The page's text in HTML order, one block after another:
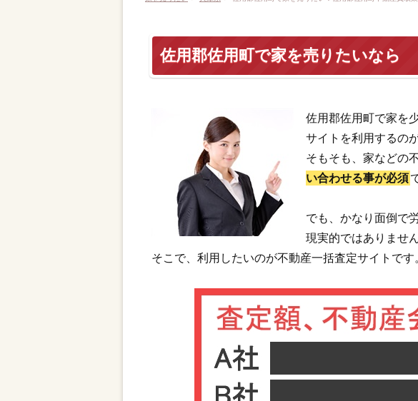
佐用郡佐用町で家を売りたいなら
佐用郡佐用町で家を
サイトを利用するの
そもそも、家などの
い合わせる事が必須
でも、かなり面倒で
現実的ではありません
そこで、利用したいのが不動産一括査定サイトです